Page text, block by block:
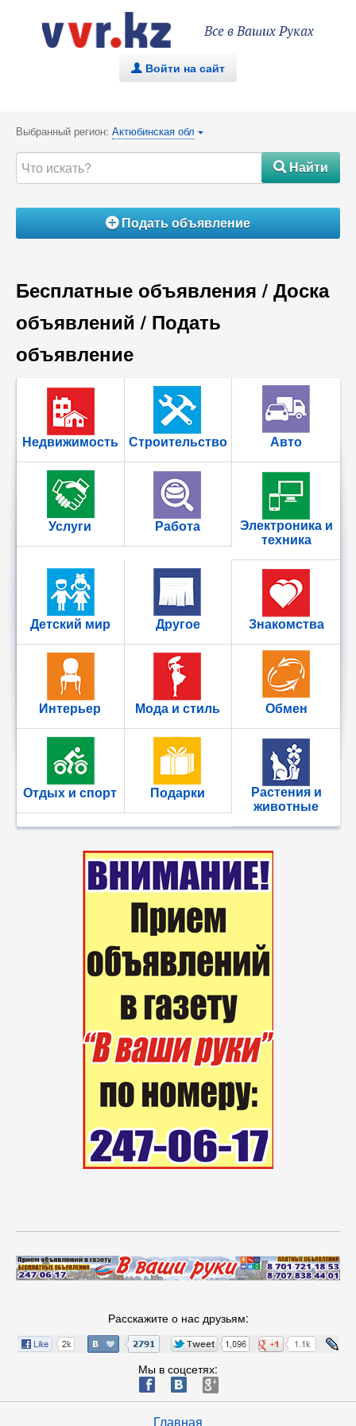
Все в Ваших Руках
. Войти на сайт
Выбранный регион: Актюбинская обл {
#Найти
ÁПодать объявление
Бесплатные объявления / Доска
объявлений / Подать
объявление
Недвижимость Строительство Авто
Услуги Работа Электроника и
техника
Детский мир Другое Знакомства
Интерьер Мода и стиль Обмен
Отдых и спорт Подарки Растения и
животные
Расскажите о нас друзьям:
Мы в соцсетях:
ä æ è
Главная